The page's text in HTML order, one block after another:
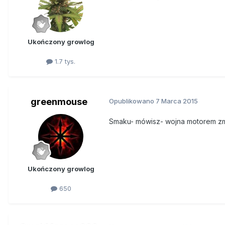
Ukończony growlog
1.7 tys.
greenmouse
Ukończony growlog
650
Opublikowano 7 Marca 2015
Smaku- mówisz- wojna motorem